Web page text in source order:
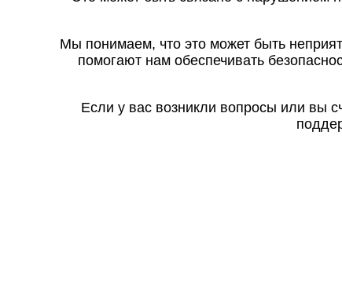
Мы понимаем, что это может быть
помогают нам обеспечивать
Если у вас возникли вопросы или вы